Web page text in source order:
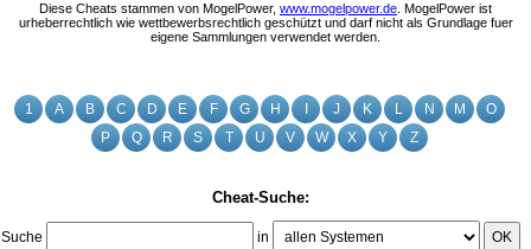
1 A B C D E F G H I J K L N M
O
P
Q R S T U V W X Y Z
Cheat-Suche:
Suche in OK
Diese Cheats stammen von MogelPower, www.mogelpower.de . MogelPower ist
urheberrechtlich wie wettbewerbsrechtlich geschützt und darf nicht als Grundlage fuer
eigene Sammlungen verwendet werden.